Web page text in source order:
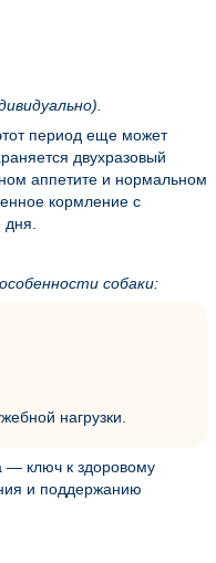
период еще может
двухразовый
аппетите и нормальном
кормление с
собаки:
нагрузки.
— ключ к здоровому
и поддержанию